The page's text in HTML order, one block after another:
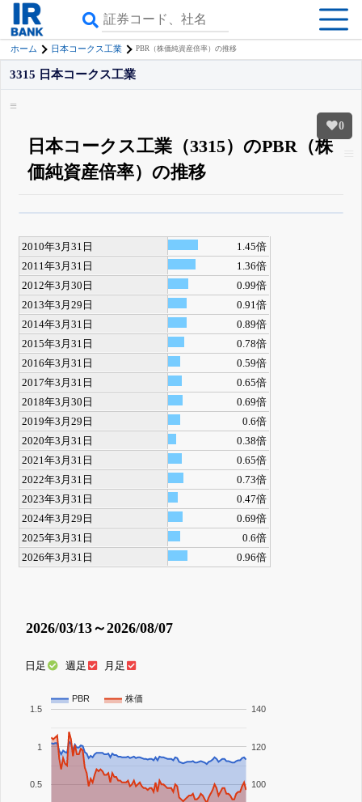
ホーム 日本コークス工業 PBR（株価純資産倍率）の推移
0
3315 日本コークス工業
日本コークス工業（3315）のPBR（株
価純資産倍率）の推移
詳しく見られる無料でβ版をはじめる
登録すると永久30%OFFと米株版の先行利用も付きます
2010年3月31日
1.45倍
2011年3月31日
1.36倍
2012年3月30日
0.99倍
2013年3月29日
0.91倍
2014年3月31日
0.89倍
2015年3月31日
0.78倍
2016年3月31日
0.59倍
2017年3月31日
0.65倍
2018年3月30日
0.69倍
2019年3月29日
0.6倍
2020年3月31日
0.38倍
2021年3月31日
0.65倍
2022年3月31日
0.73倍
2023年3月31日
0.47倍
2024年3月29日
0.69倍
2025年3月31日
0.6倍
2026年3月31日
0.96倍
2026/03/13～2026/08/07
日足 週足 月足
PBR 株価
0.5
1
1.5
100
120
140